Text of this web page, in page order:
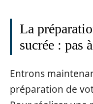
La
sucrée : pas
Entrons
préparation de